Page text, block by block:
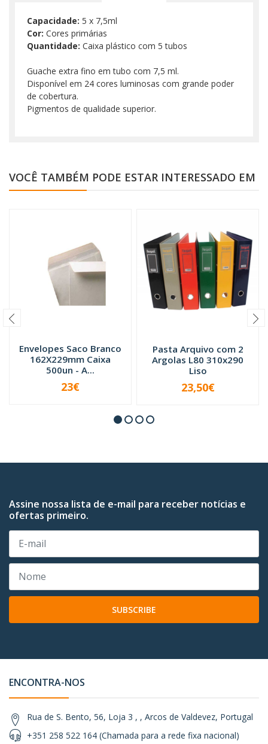
Capacidade: 5 x 7,5ml
Cor: Cores primárias
Quantidade: Caixa plástico com 5 tubos
Guache extra fino em tubo com 7,5 ml.
Disponível em 24 cores luminosas com grande poder
de cobertura.
Pigmentos de qualidade superior.
VOCÊ TAMBÉM PODE ESTAR INTERESSADO EM
Envelopes Saco Branco
162X229mm Caixa
500un - A...
+
23€
Pasta Arquivo com 2
Argolas L80 310x290
Liso
VER OPÇÕES
23,50€
Assine nossa lista de e-mail para receber notícias e
ofertas primeiro.
SUBSCRIBE
ENCONTRA-NOS
Rua de S. Bento, 56, Loja 3 , , Arcos de Valdevez, Portugal
+351 258 522 164 (Chamada para a rede fixa nacional)